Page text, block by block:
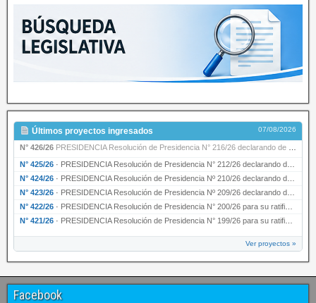
Últimos proyectos ingresados 07/08/2026
N° 426/26 PRESIDENCIA Resolución de Presidencia N° 216/26 declarando de interés provincial la labor …
N° 425/26 · PRESIDENCIA Resolución de Presidencia N° 212/26 declarando de interés provincial el “50° A…
N° 424/26 · PRESIDENCIA Resolución de Presidencia Nº 210/26 declarando de interés provincial el proyec…
N° 423/26 · PRESIDENCIA Resolución de Presidencia Nº 209/26 declarando de interés provincial la presen…
N° 422/26 · PRESIDENCIA Resolución de Presidencia N° 200/26 para su ratificación.
N° 421/26 · PRESIDENCIA Resolución de Presidencia N° 199/26 para su ratificación.
Ver proyectos »
Facebook